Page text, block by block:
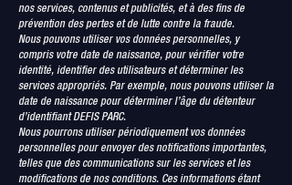
nos services, contenus et publicités, et à des fins de
prévention des pertes et de lutte contre la fraude.
Nous pouvons utiliser vos données personnelles, y
compris votre date de naissance, pour vérifier votre
identité, identifier des utilisateurs et déterminer les
services appropriés. Par exemple, nous pouvons utiliser la
date de naissance pour déterminer l’âge du détenteur
d’identifiant DEFIS PARC.
Nous pourrons utiliser périodiquement vos données
personnelles pour envoyer des notifications importantes,
telles que des communications sur les services et les
modifications de nos conditions. Ces informations étant